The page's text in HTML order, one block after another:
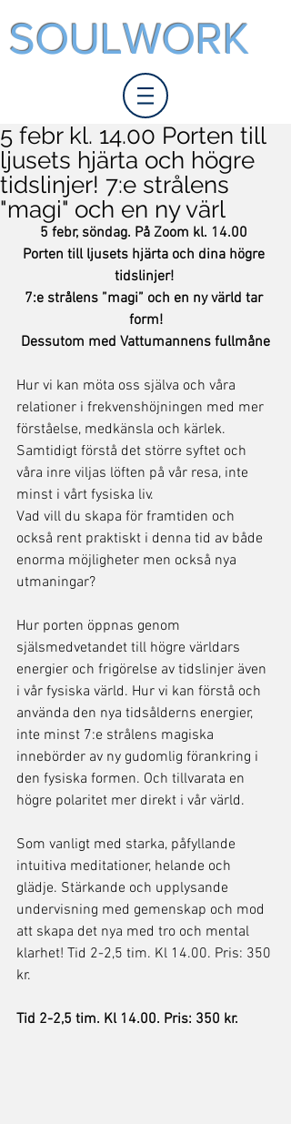
SOULWORK
5 febr kl. 14.00 Porten till
ljusets hjärta och högre
tidslinjer! 7:e strålens
"magi" och en ny värl
5 febr, söndag. På Zoom kl. 14.00
Porten till ljusets hjärta och dina högre
tidslinjer!
7:e strålens ”magi” och en ny värld tar
form!
Dessutom med Vattumannens fullmåne
Hur vi kan möta oss själva och våra
relationer i frekvenshöjningen med mer
förståelse, medkänsla och kärlek.
Samtidigt förstå det större syftet och
våra inre viljas löften på vår resa, inte
minst i vårt fysiska liv.
Vad vill du skapa för framtiden och
också rent praktiskt i denna tid av både
enorma möjligheter men också nya
utmaningar?
Hur porten öppnas genom
själsmedvetandet till högre världars
energier och frigörelse av tidslinjer även
i vår fysiska värld. Hur vi kan förstå och
använda den nya tidsålderns energier,
inte minst 7:e strålens magiska
innebörder av ny gudomlig förankring i
den fysiska formen. Och tillvarata en
högre polaritet mer direkt i vår värld.
Som vanligt med starka, påfyllande
intuitiva meditationer, helande och
glädje. Stärkande och upplysande
undervisning med gemenskap och mod
att skapa det nya med tro och mental
klarhet! Tid 2-2,5 tim. Kl 14.00. Pris: 350
kr.
Tid 2-2,5 tim. Kl 14.00. Pris: 350 kr.